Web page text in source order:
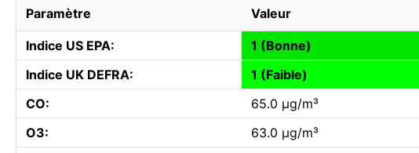
Paramètre Valeur
Indice US EPA:
1 (Bonne)
Indice UK DEFRA:
1 (Faible)
CO:
65.0 µg/m³
O3:
63.0 µg/m³